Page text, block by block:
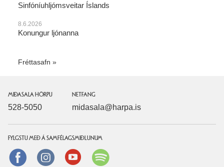
Sinfóníuhljómsveitar Íslands
8.6.2026
Konungur ljónanna
Fréttasafn
MIÐASALA HÖRPU
528-5050
NETFANG
midasala@harpa.is
FYLGSTU MEÐ Á SAMFÉLAGSMIÐLUNUM
FacebookinstagramYoutube